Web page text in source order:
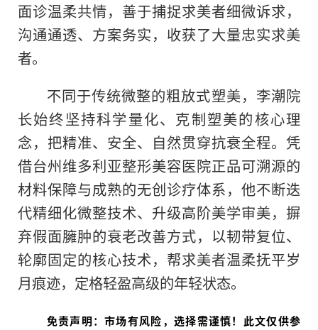
面诊温柔共情，善于捕捉求美者细微诉求，
沟通通透、方案务实，收获了大量忠实求美
者。
不同于传统微整的粗放式塑美，李潮院
长始终坚持科学量化、克制塑美的核心理
念，把精准、安全、自然贯穿抗衰全程。凭
借台州维多利亚整形美容医院正品可溯源的
材料保障与成熟的无创诊疗体系，他不断迭
代精细化微整技术、升级高阶美学审美，摒
弃假面臃肿的衰老改善方式，以韧带复位、
轮廓固定的核心技术，帮求美者温柔抚平岁
月痕迹，定格轻盈高级的年轻状态。
免责声明：市场有风险，选择需谨慎！此文仅供参